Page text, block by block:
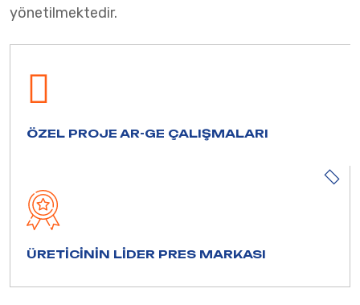
yönetilmektedir.
ÖZEL PROJE AR-GE ÇALIŞMALARI
ÜRETİCİNİN LİDER PRES MARKASI